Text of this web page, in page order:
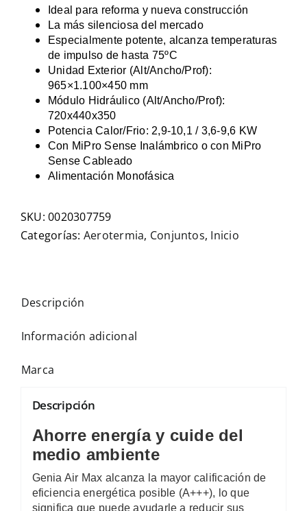
Ideal para reforma y nueva construcción
La más silenciosa del mercado
Especialmente potente, alcanza temperaturas
de impulso de hasta 75ºC
Unidad Exterior (Alt/Ancho/Prof):
965×1.100×450 mm
Módulo Hidráulico (Alt/Ancho/Prof):
720x440x350
Potencia Calor/Frio: 2,9-10,1 / 3,6-9,6 KW
Con MiPro Sense Inalámbrico o con MiPro
Sense Cableado
Alimentación Monofásica
SKU:0020307759
Categorías: Aerotermia, Conjuntos, Inicio
Descripción
Información adicional
Marca
Descripción
Ahorre energía y cuide del
medio ambiente
Genia Air Max alcanza la mayor calificación de
eficiencia energética posible (A+++), lo que
significa que puede ayudarle a reducir sus